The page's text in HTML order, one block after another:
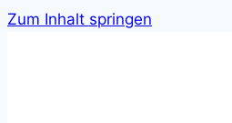
Zum Inhalt springen